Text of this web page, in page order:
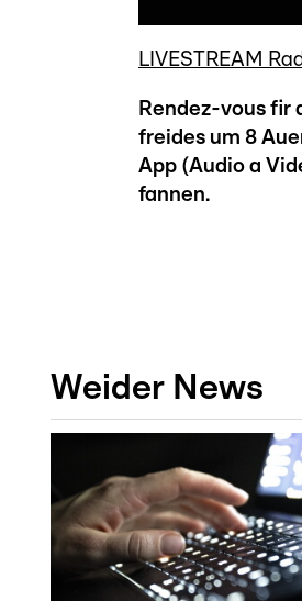
LIVESTREAM
Rendez-vous fir
freides um 8
App (Audio a
fannen.
Weider News